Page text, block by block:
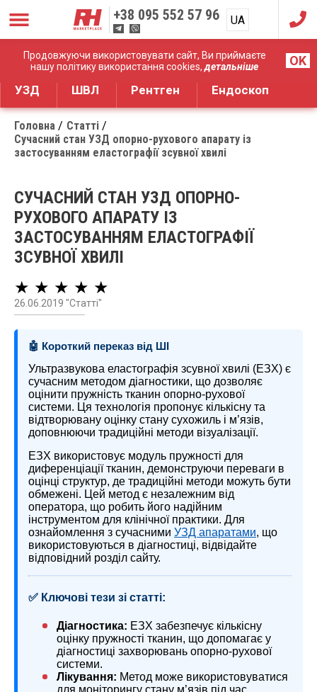
Продовжуючи використовувати сайт, Ви приймаєте
нашу політику використання cookies,детальніше OK
+38 095 552 57 96 UA
RU
Дистрибуція медичного обладнання
УЗД ШВЛ Рентген Ендоскоп
Головна
Статті
Сучасний стан УЗД опорно-рухового апарату із
застосуванням еластографії зсувної хвилі
СУЧАСНИЙ СТАН УЗД ОПОРНО-
РУХОВОГО АПАРАТУ ІЗ
ЗАСТОСУВАННЯМ ЕЛАСТОГРАФІЇ
ЗСУВНОЇ ХВИЛІ
★ ★ ★ ★ ★
26.06.2019 "Статті"
🤖 Короткий переказ від ШІ
Ультразвукова еластографія зсувної хвилі (ЕЗХ) є
сучасним методом діагностики, що дозволяє
оцінити пружність тканин опорно-рухової
системи. Ця технологія пропонує кількісну та
відтворювану оцінку стану сухожиль і м’язів,
доповнюючи традиційні методи візуалізації.
ЕЗХ використовує модуль пружності для
диференціації тканин, демонструючи переваги в
оцінці структур, де традиційні методи можуть бути
обмежені. Цей метод є незалежним від
оператора, що робить його надійним
інструментом для клінічної практики. Для
ознайомлення з сучасними УЗД апаратами, що
використовуються в діагностиці, відвідайте
відповідний розділ сайту.
✅ Ключові тези зі статті:
Діагностика: ЕЗХ забезпечує кількісну
оцінку пружності тканин, що допомагає у
діагностиці захворювань опорно-рухової
системи.
Лікування: Метод може використовуватися
для моніторингу стану м’язів під час